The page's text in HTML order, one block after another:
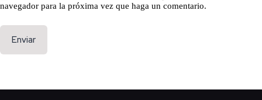
navegador para la próxima vez que haga un comentario.
Enviar